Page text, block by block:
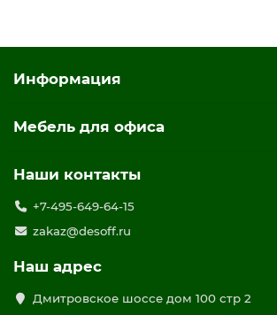
Информация
Мебель для офиса
Наши контакты
+7-495-649-64-15
zakaz@desoff.ru
Наш адрес
Дмитровское шоссе дом 100 стр 2